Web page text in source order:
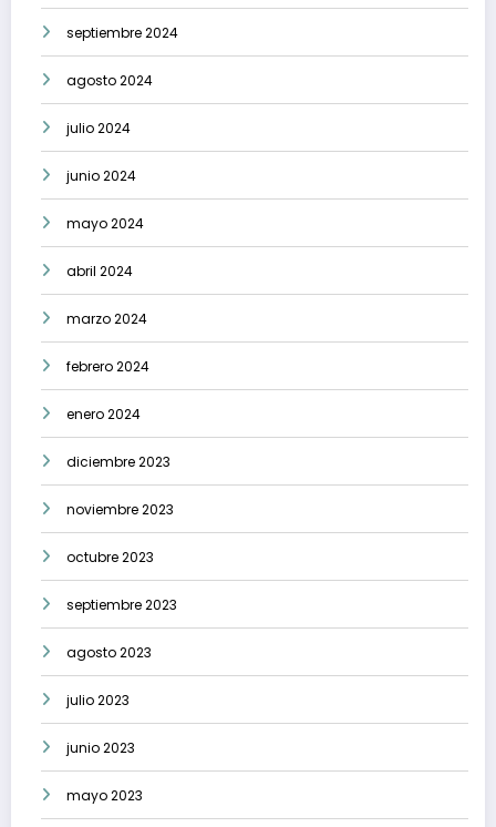
septiembre 2024
agosto 2024
julio 2024
junio 2024
mayo 2024
abril 2024
marzo 2024
febrero 2024
enero 2024
diciembre 2023
noviembre 2023
octubre 2023
septiembre 2023
agosto 2023
julio 2023
junio 2023
mayo 2023